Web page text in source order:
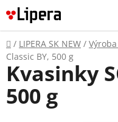
Prejsť
na
obsah
Domov
/ LIPERA SK NEW /
Classic BY, 500 g
Kvasinky
500 g